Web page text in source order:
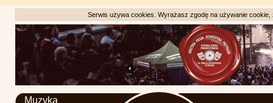
Serwis używa cookies. Wyrażasz zgodę na używanie
Muzyka